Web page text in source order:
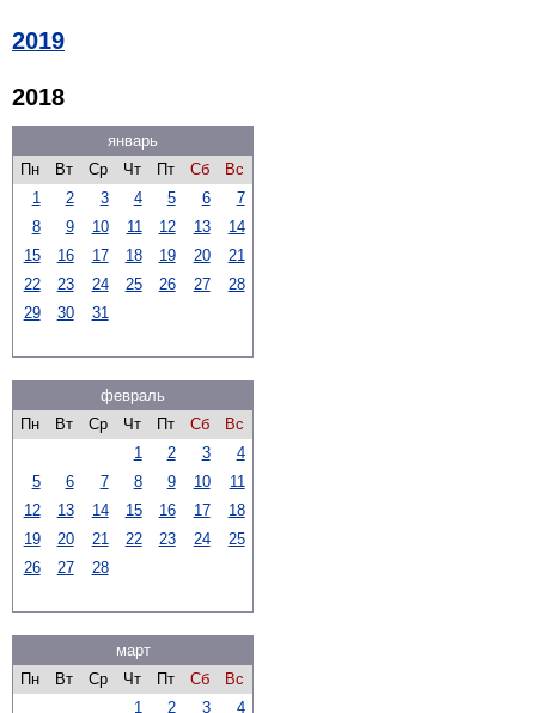
2019
2018
январь
Пн
Вт Ср Чт Пт Сб
Вс
1
2 3 4 5 6
7
8
9 10 11 12 13
14
15
16 17 18 19 20
21
22
23 24 25 26 27
28
29
30 31
февраль
Пн
Вт Ср Чт Пт Сб
Вс
1
2 3
4
5
6 7 8 9 10
11
12
13 14 15 16 17
18
19
20 21 22 23 24
25
26
27 28
март
Пн
Вт Ср Чт Пт Сб
Вс
1
2 3
4